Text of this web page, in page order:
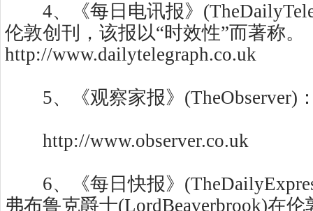
4、《每日电讯报》
伦敦创刊，该报以“时效性”而著称。
http://www.dailytelegraph.co.uk
5、《观察家报》(TheObserver)
http://www.observer.co.uk
6、《每日快报》
弗布鲁克爵士(LordBeaverbrook)在伦